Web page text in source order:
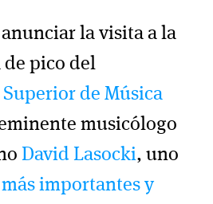
la visita a la
de pico del
de Música
musicólogo
David Lasocki, uno
más importantes y